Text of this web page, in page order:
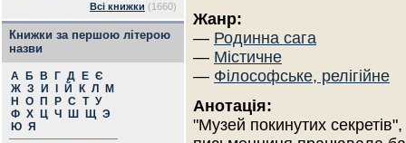
Всі книжки (1660)
Книжки за першою літерою
назви
А Б В Г Д Е Є
Ж З И Й К Л
М
Н
О П Р С Т У
Ф Х Ц Ч Ш Щ Э
Ю Я
Жанр:
— Родинна сага
— Містичне
— Філософське, релігійне
Анотація:
"Музей покинутих